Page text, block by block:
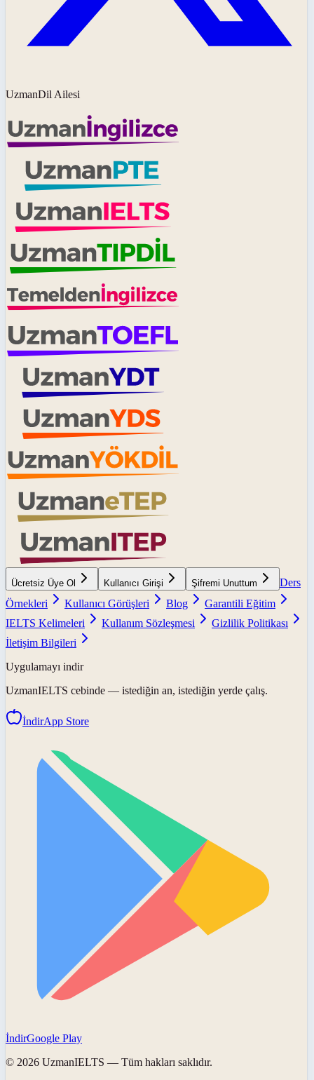
UzmanDil Ailesi
Ücretsiz Üye Ol Kullanıcı Girişi Şifremi Unuttum
Ders
Örnekleri
Kullanıcı Görüşleri Blog
Garantili Eğitim
IELTS Kelimeleri
Kullanım Sözleşmesi
Gizlilik Politikası
İletişim Bilgileri
Uygulamayı indir
UzmanIELTS cebinde — istediğin an, istediğin yerde çalış.
İndirApp Store
İndirGoogle Play
© 2026 UzmanIELTS — Tüm hakları saklıdır.